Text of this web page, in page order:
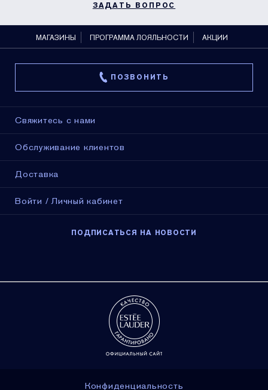
ЗАДАТЬ ВОПРОС
МАГАЗИНЫ ПРОГРАММА ЛОЯЛЬНОСТИ АКЦИИ
ПОЗВОНИТЬ
Свяжитесь с нами
Обслуживание клиентов
Доставка
Войти / Личный кабинет
ПОДПИСАТЬСЯ НА НОВОСТИ
Конфиденциальность